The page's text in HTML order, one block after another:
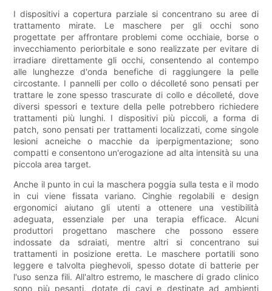
I dispositivi a copertura parziale si concentrano su aree di
trattamento mirate. Le maschere per gli occhi sono
progettate per affrontare problemi come occhiaie, borse o
invecchiamento periorbitale e sono realizzate per evitare di
irradiare direttamente gli occhi, consentendo al contempo
alle lunghezze d'onda benefiche di raggiungere la pelle
circostante. I pannelli per collo o décolleté sono pensati per
trattare le zone spesso trascurate di collo e décolleté, dove
diversi spessori e texture della pelle potrebbero richiedere
trattamenti più lunghi. I dispositivi più piccoli, a forma di
patch, sono pensati per trattamenti localizzati, come singole
lesioni acneiche o macchie da iperpigmentazione; sono
compatti e consentono un'erogazione ad alta intensità su una
piccola area target.
Anche il punto in cui la maschera poggia sulla testa e il modo
in cui viene fissata variano. Cinghie regolabili e design
ergonomici aiutano gli utenti a ottenere una vestibilità
adeguata, essenziale per una terapia efficace. Alcuni
produttori progettano maschere che possono essere
indossate da sdraiati, mentre altri si concentrano sui
trattamenti in posizione eretta. Le maschere portatili sono
leggere e talvolta pieghevoli, spesso dotate di batterie per
l'uso senza fili. All'altro estremo, le maschere di grado clinico
sono più pesanti, dotate di cavi e destinate ad ambienti